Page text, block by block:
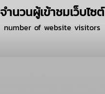
จำนวนผู้เข้าชมเว็บไซต์
number of website visitors